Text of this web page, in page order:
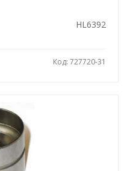
HL6392
Код: 727720-31